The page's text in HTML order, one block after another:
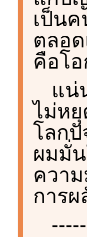
เป็นค
ตลอ
คือโ
แน่
ไม่หยุ
โลก
ผมมั่
ควา
การ